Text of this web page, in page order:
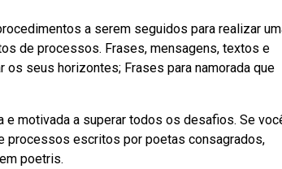
a serem seguidos para realizar
de processos. Frases, mensagens, textos e
seus horizontes; Frases para namorada que
motivada a superar todos os desafios. Se
processos escritos por poetas consagrados,
poetris.